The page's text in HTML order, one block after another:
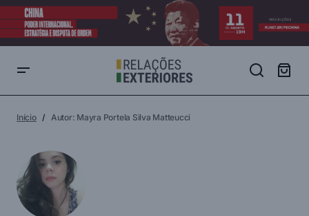
Início Autor: Mayra Portela Silva Matteucci